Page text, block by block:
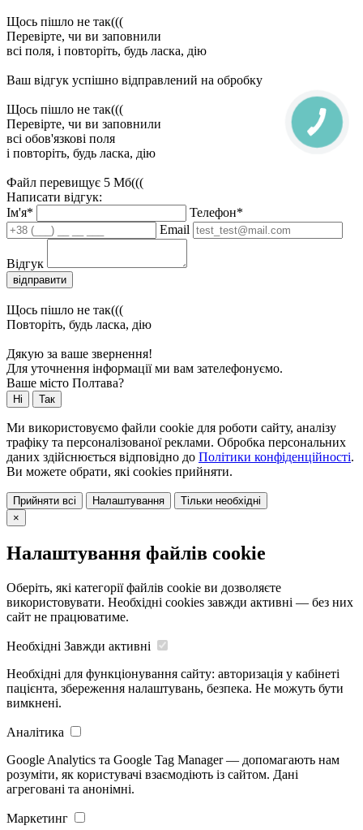
Щось пішло не так(((
Перевірте, чи ви заповнили
всі поля, і повторіть, будь ласка, дію
Ваш відгук успішно відправлений на обробку
Щось пішло не так(((
Перевірте, чи ви заповнили
всі обов'язкові поля
і повторіть, будь ласка, дію
Файл перевищує 5 Мб(((
Написати відгук:
Ім'я*
Телефон*
Email
Відгук
відправити
Щось пішло не так(((
Повторіть, будь ласка, дію
Дякую за ваше звернення!
Для уточнення інформації ми вам зателефонуємо.
Ваше місто Полтава?
Ні Так
Ми використовуємо файли cookie для роботи сайту, аналізу
трафіку та персоналізованої реклами. Обробка персональних
даних здійснюється відповідно до Політики конфіденційності.
Ви можете обрати, які cookies прийняти.
Прийняти всі Налаштування
Тільки необхідні
×
Налаштування файлів cookie
Оберіть, які категорії файлів cookie ви дозволяєте
використовувати. Необхідні cookies завжди активні — без них
сайт не працюватиме.
Необхідні Завжди активні
Необхідні для функціонування сайту: авторизація у кабінеті
пацієнта, збереження налаштувань, безпека. Не можуть бути
вимкнені.
Аналітика
Google Analytics та Google Tag Manager — допомагають нам
розуміти, як користувачі взаємодіють із сайтом. Дані
агреговані та анонімні.
Маркетинг